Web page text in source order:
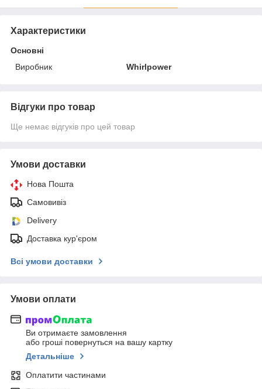
Характеристики
Основні
Виробник
Whirlpower
Відгуки про товар
Ще немає відгуків про цей товар
Умови доставки
Нова Пошта
Самовивіз
Delivery
Доставка кур'єром
Всі умови доставки
Умови оплати
Ви отримаєте замовлення
або гроші повернуться на вашу картку
Детальніше
Оплатити частинами